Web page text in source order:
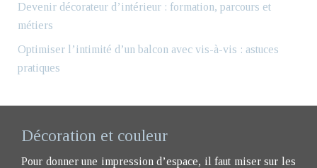
Devenir décorateur d’intérieur : formation, parcours et
métiers
Optimiser l’intimité d’un balcon avec vis-à-vis : astuces
pratiques
Décoration et couleur
Pour donner une impression d’espace, il faut miser sur les